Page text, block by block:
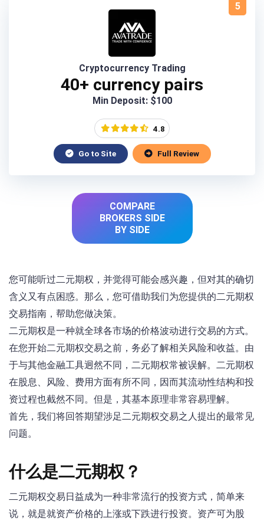
5
Cryptocurrency Trading
40+ currency pairs
Min Deposit: $100
4.8
Go to Site Full Review
COMPARE
BROKERS SIDE
BY SIDE
您可能听过二元期权，并觉得可能会感兴趣，但对其的确切
含义又有点困惑。那么，您可借助我们为您提供的二元期权
交易指南，帮助您做决策。
二元期权是一种就全球各市场的价格波动进行交易的方式。
在您开始二元期权交易之前，务必了解相关风险和收益。由
于与其他金融工具迥然不同，二元期权常被误解。二元期权
在股息、风险、费用方面有所不同，因而其流动性结构和投
资过程也截然不同。但是，其基本原理非常容易理解。
首先，我们将回答期望涉足二元期权交易之人提出的最常见
问题。
什么是二元期权？
二元期权交易日益成为一种非常流行的投资方式，简单来
说，就是就资产价格的上涨或下跌进行投资。资产可为股